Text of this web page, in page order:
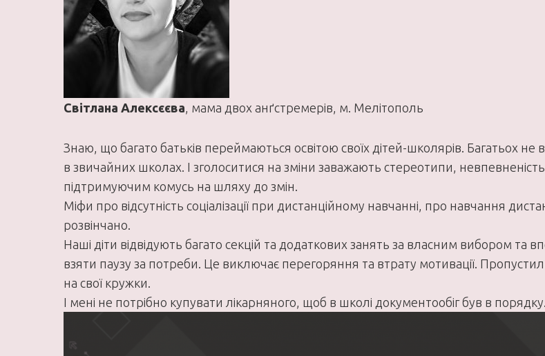
Світлана Алексєєва, мама двох анґстремерів, м. Мелітополь
Знаю, що багато батьків переймаються освітою своїх дітей-школярів. Багатьох не
в звичайних школах. І зголоситися на зміни заважають стереотипи,
підтримуючим комусь на шляху до змін.
Міфи про відсутність соціалізації при дистанційному навчанні, про навчання
розвінчано.
Наші діти відвідують багато секцій та додаткових занять за власним вибором
взяти паузу за потреби. Це виключає перегоряння та втрату мотивації.
на свої кружки.
І мені не потрібно купувати лікарняного, щоб в школі документообіг був в порядку.